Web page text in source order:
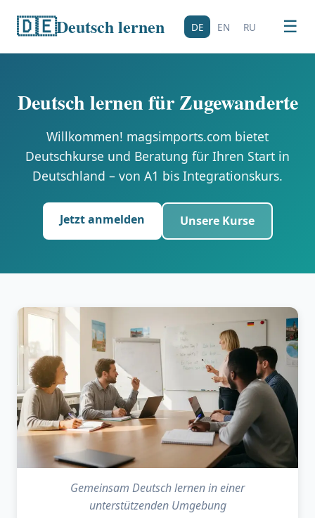
🇩🇪Deutsch lernen DE EN RU ☰
Deutsch lernen für Zugewanderte
Willkommen! magsimports.com bietet
Deutschkurse und Beratung für Ihren Start in
Deutschland – von A1 bis Integrationskurs.
Jetzt anmelden Unsere Kurse
Gemeinsam Deutsch lernen in einer
unterstützenden Umgebung